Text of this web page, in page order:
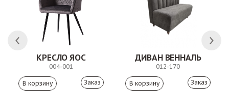
КРЕСЛО ЯОС
004-001
Заказ
ДИВАН ВЕННАЛЬ
012-170
Заказ